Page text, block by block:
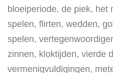
bloeiperiode, de piek, het
spelen, flirten, wedden,
spelen,
zinnen, kloktijden, vierde
vermenigvuldigingen,